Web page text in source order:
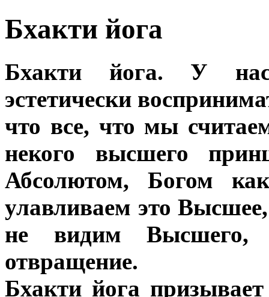
Бхакти йога
Бхакти йога. У
эстетически
что все, что мы
некого высшего
Абсолютом, Богом
улавливаем это
не видим
отвращение.
Бхакти йога